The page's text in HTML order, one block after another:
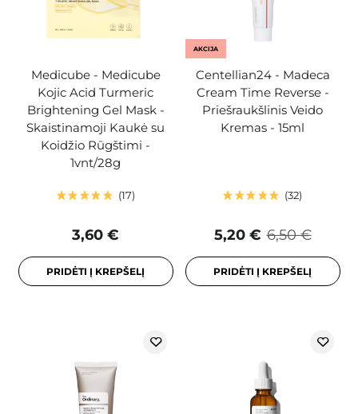
Medicube - Medicube
Kojic Acid Turmeric
Brightening Gel Mask -
Skaistinamoji Kaukė su
Koidžio Rūgštimi -
1vnt/28g
17
3,60 €
PRIDĖTI Į KREPŠELĮ
AKCIJA
Centellian24 - Madeca
Cream Time Reverse -
Priešraukšlinis Veido
Kremas - 15ml
32
6,50 €
5,20 €
PRIDĖTI Į KREPŠELĮ